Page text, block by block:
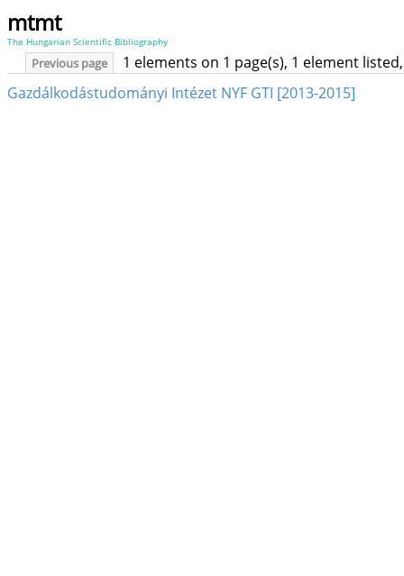
mtmt
The Hungarian Scientific Bibliography
Previous page
1 elements on 1 page(s), 1 element
Gazdálkodástudományi Intézet NYF GTI [2013-2015]